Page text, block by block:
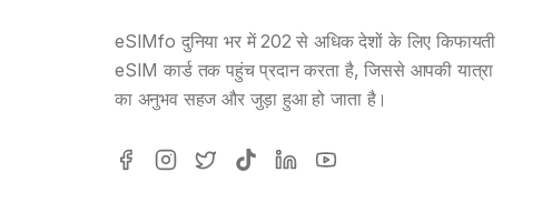
eSIMfo दुनिया भर में 202 से अधिक देशों के लिए किफायती
eSIM कार्ड तक पहुंच प्रदान करता है, जिससे आपकी यात्रा
का अनुभव सहज और जुड़ा हुआ हो जाता है।